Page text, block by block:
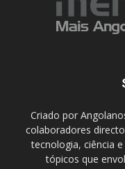
Criado por
colaboradores
tecnologia, ciência
tópicos que